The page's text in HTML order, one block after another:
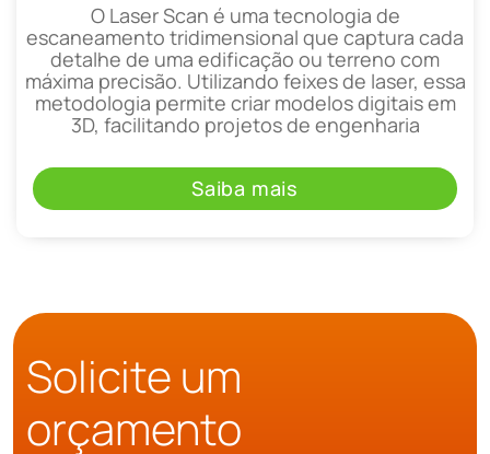
O Laser Scan é uma tecnologia de
escaneamento tridimensional que captura cada
detalhe de uma edificação ou terreno com
máxima precisão. Utilizando feixes de laser, essa
metodologia permite criar modelos digitais em
3D, facilitando projetos de engenharia
Saiba mais
Solicite um
orçamento